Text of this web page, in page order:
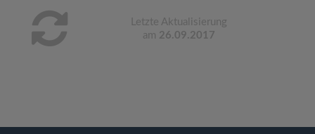
Letzte Aktualisierung
am 26.09.2017